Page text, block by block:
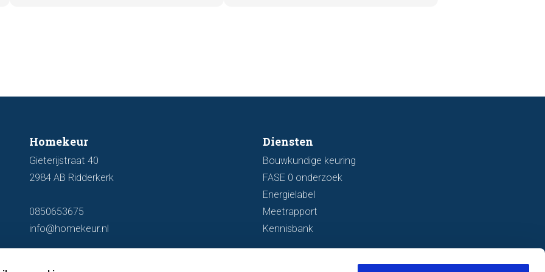
Homekeur
Gieterijstraat 40
2984 AB Ridderkerk
0850653675
info@homekeur.nl
Diensten
Bouwkundige keuring
FASE 0 onderzoek
Energielabel
Meetrapport
Kennisbank